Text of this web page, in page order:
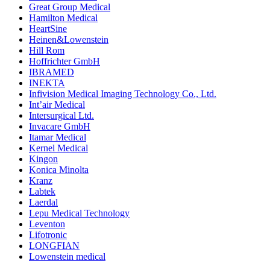
Great Group Medical
Hamilton Medical
HeartSine
Heinen&Lowenstein
Hill Rom
Hoffrichter GmbH
IBRAMED
INEKTA
Infivision Medical Imaging Technology Co., Ltd.
Int’air Medical
Intersurgical Ltd.
Invacare GmbH
Itamar Medical
Kernel Medical
Kingon
Konica Minolta
Kranz
Labtek
Laerdal
Lepu Medical Technology
Leventon
Lifotronic
LONGFIAN
Lowenstein medical